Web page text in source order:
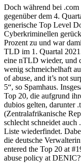
Doch während bei
gegenüber dem 4.
generische Top Level
Cyberkriminellen
Prozent zu und war
TLD im 1. Quartal
eine nTLD wieder, und
wenig schmeichelhaft
of abuse, and it’s not
5“, so Spamhaus.
Top 20, die aufgrund
dubios gelten, darunter
(Zentralafrikanische
schlecht schneidet auch
Liste wiederfindet.
die deutsche
entered the Top 20 at
abuse policy at